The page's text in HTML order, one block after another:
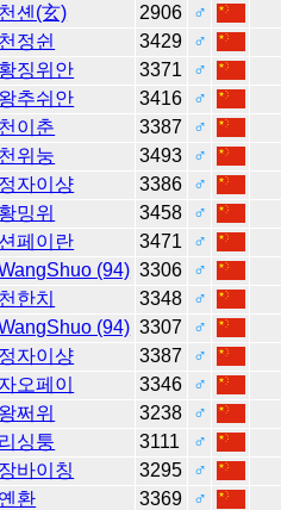
천셴(玄) 2906
♂
천정쉰 3429
♂
황징위안 3371
♂
왕추쉬안 3416
♂
천이춘 3387
♂
천위눙 3493
♂
정자이샹 3386
♂
황밍위 3458
♂
션페이란 3471
♂
(94) 3306
♂
천한치 3348
♂
(94) 3307
♂
정자이샹 3387
♂
자오페이 3346
♂
왕쩌위 3238
♂
리싱퉁 3111
♂
장바이칭 3295
♂
옌환 3369
♂